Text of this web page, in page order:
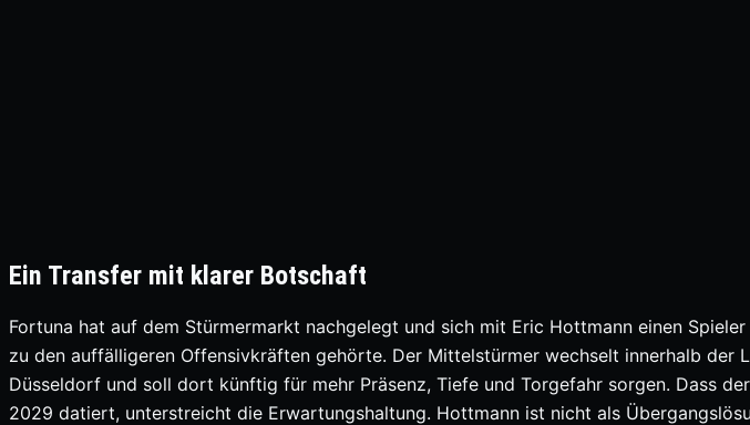
Ein Transfer mit klarer Botschaft
Fortuna hat auf dem Stürmermarkt nachgelegt und sich mit Eric Hottmann einen
zu den auffälligeren Offensivkräften gehörte. Der Mittelstürmer wechselt innerhalb der
Düsseldorf und soll dort künftig für mehr Präsenz, Tiefe und Torgefahr sorgen. Dass
2029 datiert, unterstreicht die Erwartungshaltung. Hottmann ist nicht als